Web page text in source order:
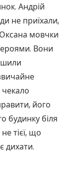
Андрій
не приїхали,
мовчки
Вони
його
будинку біля
тієї, що
дихати.